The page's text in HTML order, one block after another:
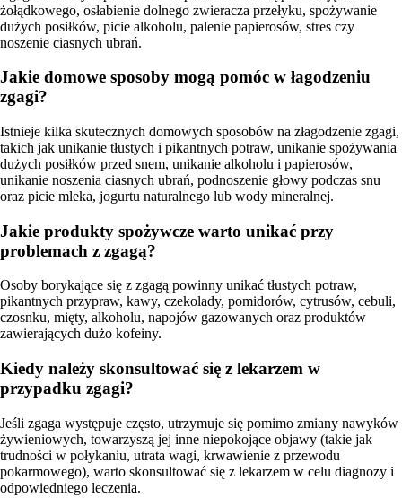
żołądkowego, osłabienie dolnego zwieracza przełyku, spożywanie
dużych posiłków, picie alkoholu, palenie papierosów, stres czy
noszenie ciasnych ubrań.
Jakie domowe sposoby mogą pomóc w łagodzeniu
zgagi?
Istnieje kilka skutecznych domowych sposobów na złagodzenie zgagi,
takich jak unikanie tłustych i pikantnych potraw, unikanie spożywania
dużych posiłków przed snem, unikanie alkoholu i papierosów,
unikanie noszenia ciasnych ubrań, podnoszenie głowy podczas snu
oraz picie mleka, jogurtu naturalnego lub wody mineralnej.
Jakie produkty spożywcze warto unikać przy
problemach z zgagą?
Osoby borykające się z zgagą powinny unikać tłustych potraw,
pikantnych przypraw, kawy, czekolady, pomidorów, cytrusów, cebuli,
czosnku, mięty, alkoholu, napojów gazowanych oraz produktów
zawierających dużo kofeiny.
Kiedy należy skonsultować się z lekarzem w
przypadku zgagi?
Jeśli zgaga występuje często, utrzymuje się pomimo zmiany nawyków
żywieniowych, towarzyszą jej inne niepokojące objawy (takie jak
trudności w połykaniu, utrata wagi, krwawienie z przewodu
pokarmowego), warto skonsultować się z lekarzem w celu diagnozy i
odpowiedniego leczenia.